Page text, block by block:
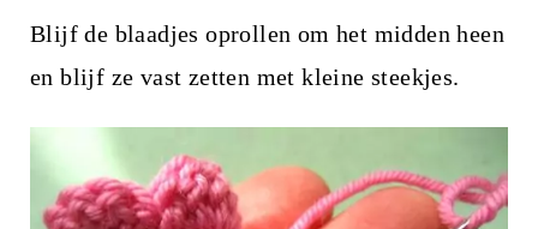
Blijf de blaadjes oprollen om het midden heen
en blijf ze vast zetten met kleine steekjes.